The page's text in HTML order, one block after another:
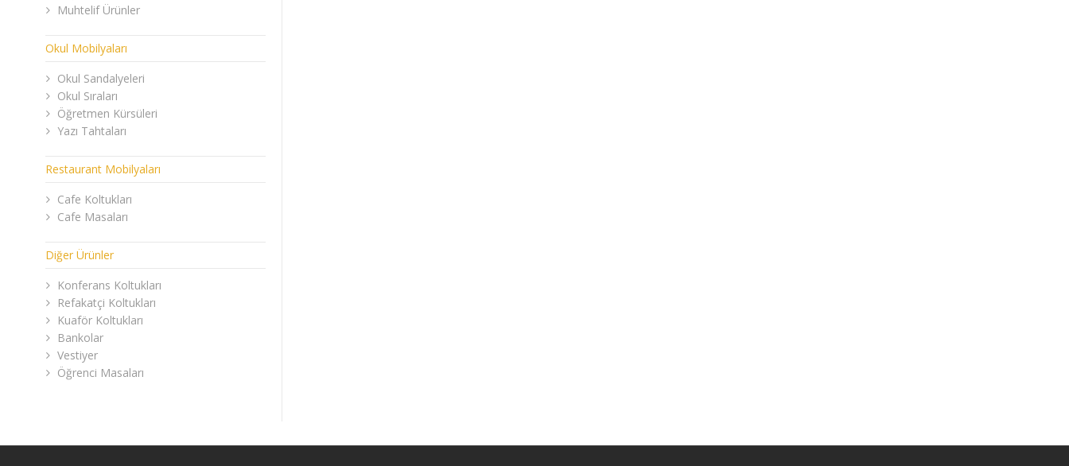
Muhtelif Ürünler
Okul Mobilyaları
Okul Sandalyeleri
Okul Sıraları
Öğretmen Kürsüleri
Yazı Tahtaları
Restaurant Mobilyaları
Cafe Koltukları
Cafe Masaları
Diğer Ürünler
Konferans Koltukları
Refakatçi Koltukları
Kuaför Koltukları
Bankolar
Vestiyer
Öğrenci Masaları